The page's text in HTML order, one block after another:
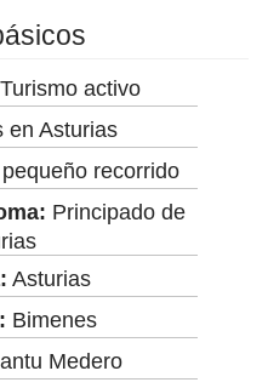
Turismo activo
en Asturias
recorrido
Principado de
Asturias
Bimenes
Medero